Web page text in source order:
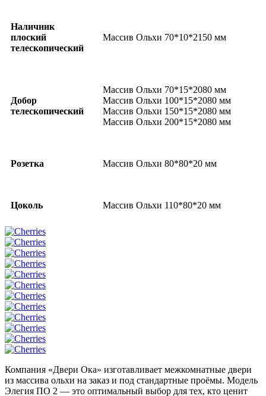
Наличник
плоский
телескопический
Массив Ольхи 70*10*2150 мм
Добор
телескопический
Массив Ольхи 70*15*2080 мм
Массив Ольхи 100*15*2080 мм
Массив Ольхи 150*15*2080 мм
Массив Ольхи 200*15*2080 мм
Розетка Массив Ольхи 80*80*20 мм
Цоколь Массив Ольхи 110*80*20 мм
Компания «Двери Ока» изготавливает межкомнатные двери
из массива ольхи на заказ и под стандартные проёмы. Модель
Элегия ПО 2 — это оптимальный выбор для тех, кто ценит